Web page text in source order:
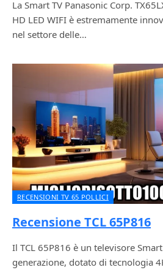
La Smart TV Panasonic Corp.
HD LED WIFI è estremamente
nel settore delle…
RECENSIONI TV 65 POLLICI
Recensione TCL 65P816
Il TCL 65P816 è un televisore
generazione, dotato di tecnologia